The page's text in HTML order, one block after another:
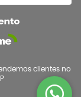
clientes no